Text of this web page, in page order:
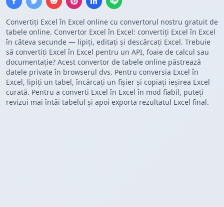
Convertiți Excel în Excel online cu convertorul nostru gratuit de
tabele online. Convertor Excel în Excel: convertiți Excel în Excel
în câteva secunde — lipiți, editați și descărcați Excel. Trebuie
să convertiți Excel în Excel pentru un API, foaie de calcul sau
documentație? Acest convertor de tabele online păstrează
datele private în browserul dvs. Pentru conversia Excel în
Excel, lipiți un tabel, încărcați un fișier și copiați ieșirea Excel
curată. Pentru a converti Excel în Excel în mod fiabil, puteți
revizui mai întâi tabelul și apoi exporta rezultatul Excel final.